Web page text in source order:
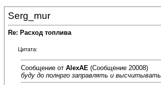
Serg_mur
Re: Расход топлива
Цитата:
Сообщение от AlexAE (Сообщение 20008)
буду до полнрго заправлять и высчитывать.